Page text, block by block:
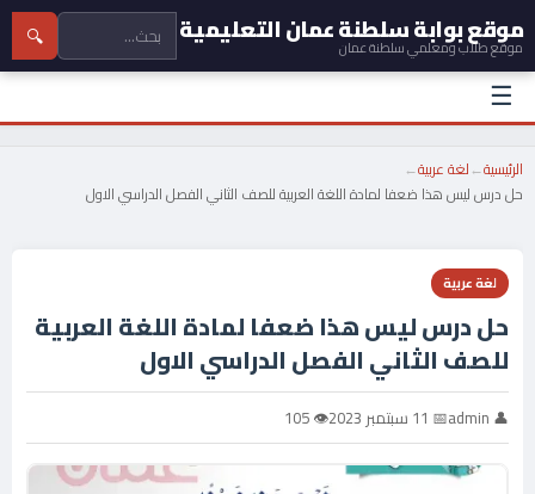
موقع بوابة سلطنة عمان التعليمية
موقع طلاب ومعلمي سلطنة عمان 🔍
☰
الرئيسية←لغة عربية←
حل درس ليس هذا ضعفا لمادة اللغة العربية للصف الثاني الفصل الدراسي الاول
لغة عربية
حل درس ليس هذا ضعفا لمادة اللغة العربية
للصف الثاني الفصل الدراسي الاول
👤 admin 📅 11 سبتمبر 2023 👁 105